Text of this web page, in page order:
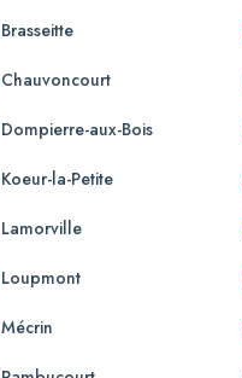
Brasseitte
Chauvoncourt
Dompierre-aux-Bois
Koeur-la-Petite
Lamorville
Loupmont
Mécrin